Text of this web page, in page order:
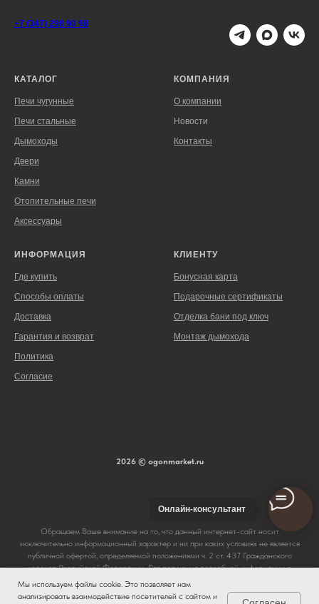
Мы используем файлы cookie. Это позволяет нам
анализировать взаимодействие посетителей с сайтом и
+7 (347) 298 90 98
КАТАЛОГ
Печи чугунные
Печи стальные
Дымоходы
Двери
Камни
Отопительные печи
Аксессуары
КОМПАНИЯ
О компании
Новости
Контакты
ИНФОРМАЦИЯ
Где купить
Способы оплаты
Доставка
Гарантия и возврат
Политика
Согласие
КЛИЕНТУ
Бонусная карта
Подарочные сертификаты
Отделка бани под ключ
Монтаж дымохода
2026 © ogonmarket.ru
Обращаем Ваше внимание на то, что данный интернет-сайт носит
исключительно информационный характер и ни при каких условиях не является
публичной офертой, определяемой положениями ч. 2 ст. 437 Гражданского
кодекса Российской Федерации. Для получения подробной информации о
стоимости и сроках выполнения услуг, пожалуйста, обращайтесь к сотрудникам
магазина Огонь.
Онлайн-консультант